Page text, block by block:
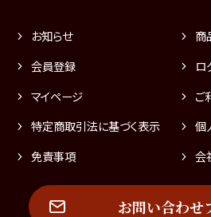
お知らせ
商
会員登録
ロ
マイページ
ご
特定商取引法に基づく表示
個
免責事項
会
お問い合わせ